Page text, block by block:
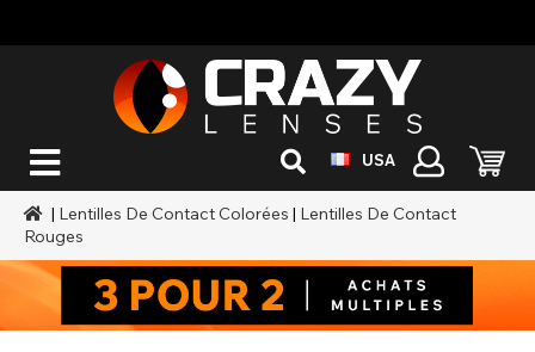
USA
| Lentilles De Contact Colorées | Lentilles De Contact
Rouges